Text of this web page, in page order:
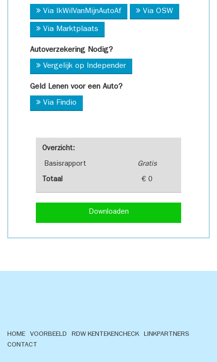
Overzicht:
Basisrapport Gratis
Totaal € 0
Downloaden
Via IkWilVanMijnAutoAf Via OSW
Via Marktplaats
Autoverzekering Nodig?
Vergelijk op Independer
Geld Lenen voor een Auto?
Via Findio
HOME VOORBEELD RDW KENTEKENCHECK
LINKPARTNERS
CONTACT